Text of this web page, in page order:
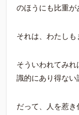
のほうにも比重が
それは、わたしも
そういわれてみ
識的にあり得ない
だって、人を惹